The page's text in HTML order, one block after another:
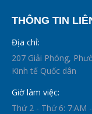
THÔNG TIN
Địa chỉ:
207 Giải Phóng,
Kinh tế Quốc dân
Giờ làm việc:
Thứ 2 - Thứ 6: 7:AM